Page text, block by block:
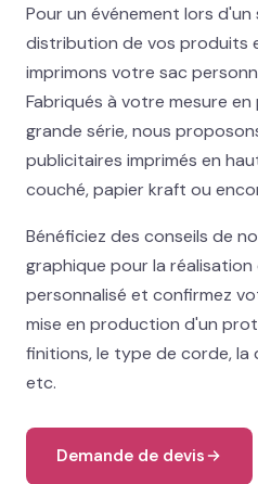
Packaging et coffrets
Solutions métiers
Blog
Contact
02 78 77 53 93
Devis
Pour un événement lors d'un
distribution de vos produits
imprimons votre sac
Fabriqués à votre mesure
grande série, nous
publicitaires imprimés en
couché, papier kraft ou
Bénéficiez des conseils de
graphique pour la
personnalisé et confirmez
mise en production d'un
finitions, le type de corde, la
etc.
Demande de devis